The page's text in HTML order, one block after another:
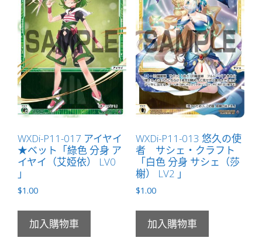
WXDi-P11-017 アイヤイ
★ベット「綠色 分身 ア
イヤイ（艾婭依） LV0
」
$1.00
加入購物車
WXDi-P11-013 悠久の使
者 サシェ・クラフト
「白色 分身 サシェ（莎
榭） LV2 」
$1.00
加入購物車